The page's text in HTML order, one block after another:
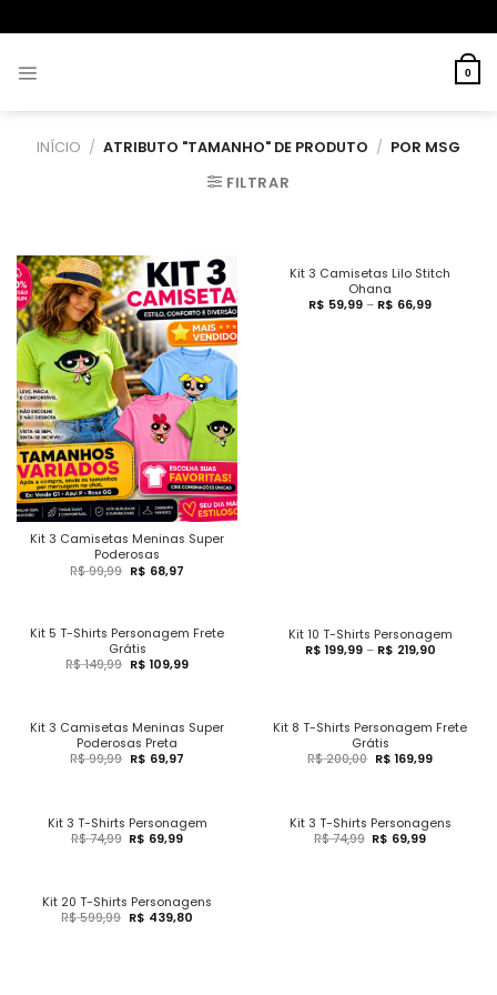
0
INÍCIO / ATRIBUTO "TAMANHO" DE PRODUTO / POR MSG
FILTRAR
Kit 3 Camisetas Meninas Super
Poderosas
R$99,99 R$ 68,97
Kit 3 Camisetas Lilo Stitch
Ohana
R$ 59,99 – R$ 66,99
Kit 5 T-Shirts Personagem Frete
Grátis
R$149,99 R$ 109,99
Kit 10 T-Shirts Personagem
R$ 199,99– R$ 219,90
Kit 3 Camisetas Meninas Super
Poderosas Preta
R$99,99 R$ 69,97
Kit 8 T-Shirts Personagem Frete
Grátis
R$200,00 R$ 169,99
Kit 3 T-Shirts Personagem
R$74,99 R$ 69,99
Kit 3 T-Shirts Personagens
R$74,99 R$ 69,99
Kit 20 T-Shirts Personagens
R$599,99 R$ 439,80